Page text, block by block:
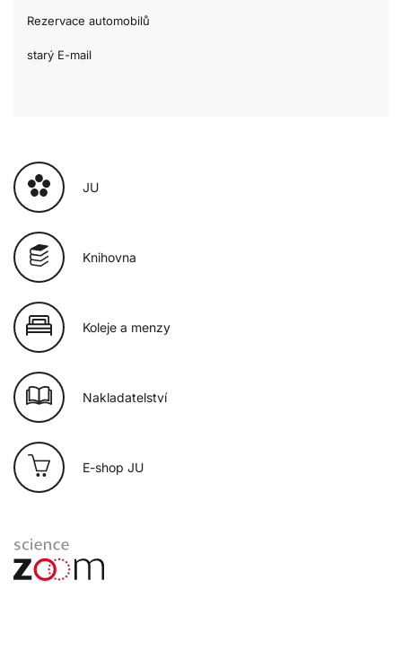
Rezervace automobilů
starý E-mail
JU
Knihovna
Koleje a menzy
Nakladatelství
E-shop JU